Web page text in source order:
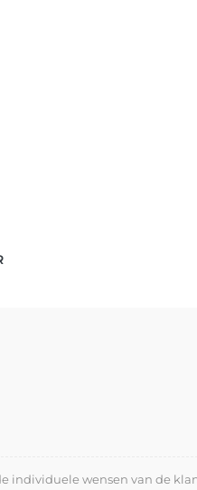
individuele wensen van de